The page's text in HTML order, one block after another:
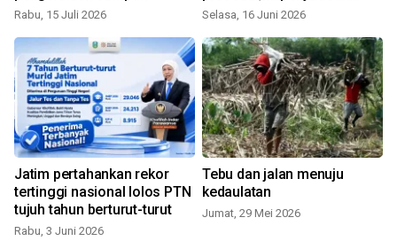
Rabu, 15 Juli 2026
Pemprov
Selasa, 16 Juni 2026
Jatim pertahankan rekor
tertinggi nasional lolos PTN
tujuh tahun berturut-turut
Rabu, 3 Juni 2026
Tebu dan jalan menuju
kedaulatan
Jumat, 29 Mei 2026